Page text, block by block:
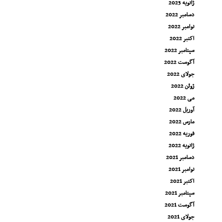
ژانویه 2023
دسامبر 2022
نوامبر 2022
اکتبر 2022
سپتامبر 2022
آگوست 2022
جولای 2022
ژوئن 2022
می 2022
آوریل 2022
مارس 2022
فوریه 2022
ژانویه 2022
دسامبر 2021
نوامبر 2021
اکتبر 2021
سپتامبر 2021
آگوست 2021
جولای 2021